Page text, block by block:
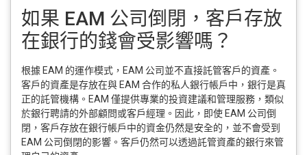
如果 EAM 公司倒閉，客戶存放
在銀行的錢會受影響嗎？
根據 EAM 的運作模式，EAM 公司並不直接託管客戶的資產。
客戶的資產是存放在與 EAM 合作的私人銀行帳戶中，銀行是真
正的託管機構。EAM 僅提供專業的投資建議和管理服務，類似
於銀行聘請的外部顧問或客戶經理。因此，即使 EAM 公司倒
閉，客戶存放在銀行帳戶中的資金仍然是安全的，並不會受到
EAM 公司倒閉的影響。客戶仍然可以透過託管資產的銀行來管